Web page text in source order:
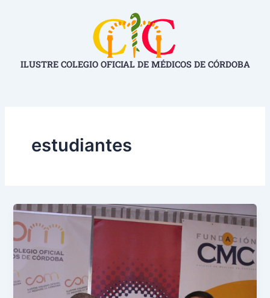
ILUSTRE COLEGIO OFICIAL DE MÉDICOS DE CÓRDOBA
estudiantes